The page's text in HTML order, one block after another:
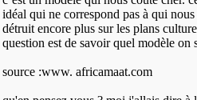
idéal qui ne correspond pas à qui
détruit encore plus sur les plans
question est de savoir quel modèle on
source :www. africamaat.com